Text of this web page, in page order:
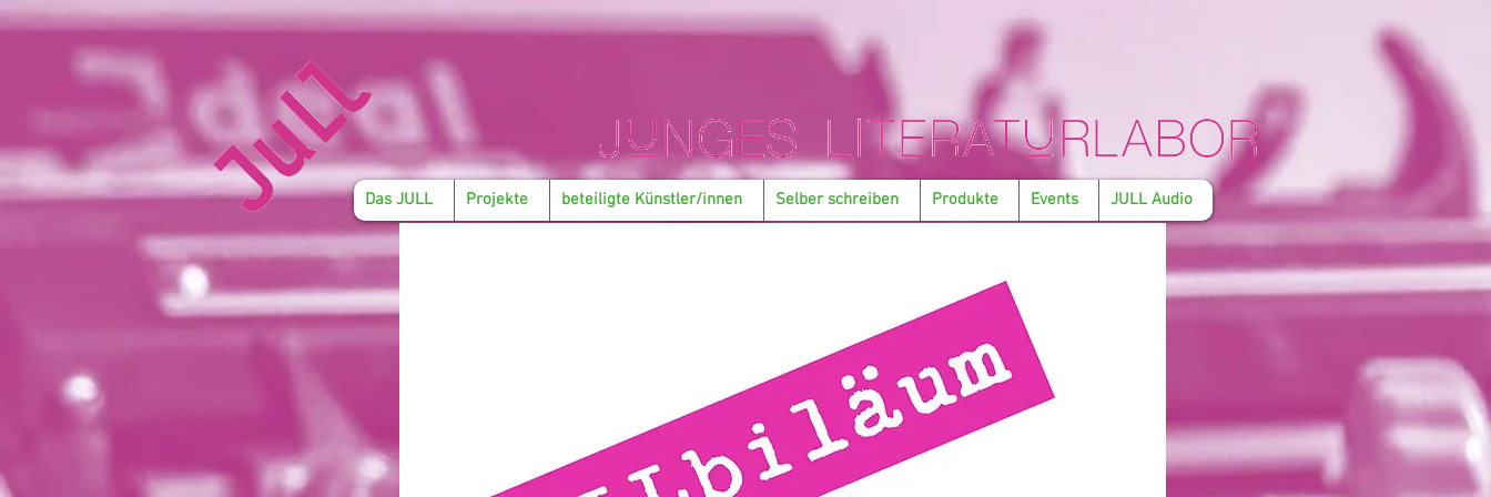
Das JULL Projekte beteiligte Künstler/innen Selber schreiben Produkte Events JULL Audio